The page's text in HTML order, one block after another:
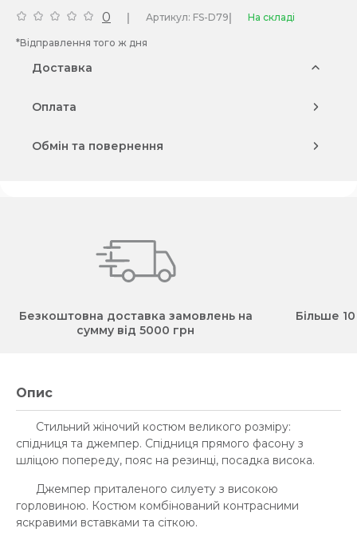
0 | Артикул: FS-D79| На складі
*Відправлення того ж дня
Доставка
Оплата
Обмін та повернення
Безкоштовна доставка замовлень на
сумму від 5000 грн
Більше
Опис
Стильний жіночий костюм великого розміру:
спідниця та джемпер. Спідниця прямого фасону з
шліцою попереду, пояс на резинці, посадка висока.
Джемпер приталеного силуету з високою
горловиною. Костюм комбінований контрасними
яскравими вставками та сіткою.